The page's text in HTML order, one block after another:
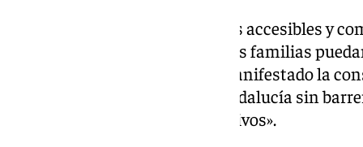
«Se trata de garantizar entornos accesibles y
personas con discapacidad y sus familias
igualdad de condiciones», ha manifestado la
«tenemos que construir una Andalucía sin
y ciudades espacios más inclusivos».